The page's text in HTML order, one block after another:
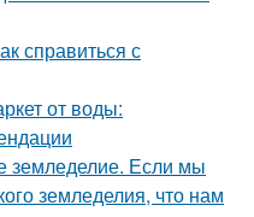
справиться с
от воды:
земледелие. Если мы
земледелия, что нам